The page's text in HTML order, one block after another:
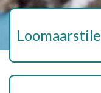
Loomaarstile